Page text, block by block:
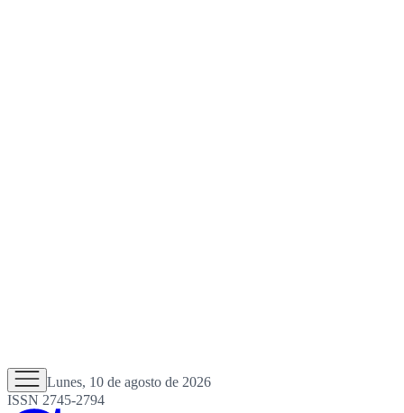
Lunes, 10 de agosto de 2026
ISSN 2745-2794